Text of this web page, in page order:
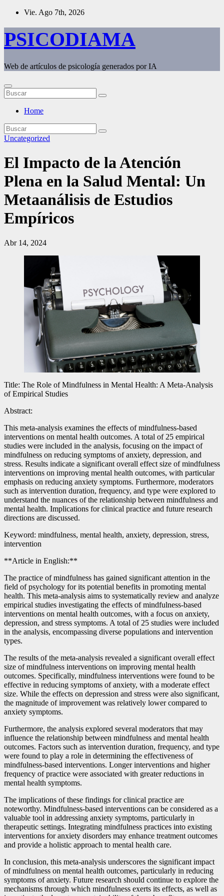
Saltar
contenido
Vie. Ago 7th, 2026
PSICODIAMA
Web de artículos de psicología generados por IA
Home
Uncategorized
El Impacto de la Atención
Plena en la Salud Mental: Un
Metaanálisis de Estudios
Empíricos
Abr 14, 2024
Title: The Role of Mindfulness in Mental Health: A Meta-Analysis
of Empirical Studies
Abstract:
This meta-analysis examines the effects of mindfulness-based
interventions on mental health outcomes. A total of 25 empirical
studies were included in the analysis, focusing on the impact of
mindfulness on reducing symptoms of anxiety, depression, and
stress. Results indicate a significant overall effect size of mindfulness
interventions on improving mental health outcomes, with particular
emphasis on reducing anxiety symptoms. Furthermore, moderators
such as intervention duration, frequency, and type were explored to
understand the nuances of the relationship between mindfulness and
mental health. Implications for clinical practice and future research
directions are discussed.
Keyword: mindfulness, mental health, anxiety, depression, stress,
intervention
**Article in English:**
The practice of mindfulness has gained significant attention in the
field of psychology for its potential benefits in promoting mental
health. This meta-analysis aims to systematically review and analyze
empirical studies investigating the effects of mindfulness-based
interventions on mental health outcomes, with a focus on anxiety,
depression, and stress symptoms. A total of 25 studies were included
in the analysis, encompassing diverse populations and intervention
types.
The results of the meta-analysis revealed a significant overall effect
size of mindfulness interventions on improving mental health
outcomes. Specifically, mindfulness interventions were found to be
effective in reducing symptoms of anxiety, with a moderate effect
size. While the effects on depression and stress were also significant,
the magnitude of improvement was relatively lower compared to
anxiety symptoms.
Furthermore, the analysis explored several moderators that may
influence the relationship between mindfulness and mental health
outcomes. Factors such as intervention duration, frequency, and type
were found to play a role in determining the effectiveness of
mindfulness-based interventions. Longer interventions and higher
frequency of practice were associated with greater reductions in
mental health symptoms.
The implications of these findings for clinical practice are
noteworthy. Mindfulness-based interventions can be considered as a
valuable tool in addressing anxiety symptoms, particularly in
therapeutic settings. Integrating mindfulness practices into existing
interventions for anxiety disorders may enhance treatment outcomes
and provide a holistic approach to mental health care.
In conclusion, this meta-analysis underscores the significant impact
of mindfulness on mental health outcomes, particularly in reducing
symptoms of anxiety. Future research should continue to explore the
mechanisms through which mindfulness exerts its effects, as well as